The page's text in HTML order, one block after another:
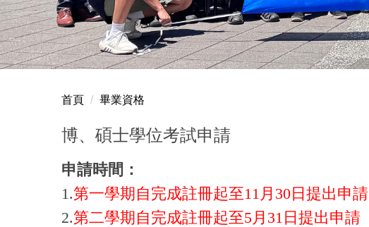
首頁 畢業資格
博、碩士學位考試申請
申請時間：
1.第一學期自完成註冊起至11月30日提出申請
2.第二學期自完成註冊起至5月31日提出申請